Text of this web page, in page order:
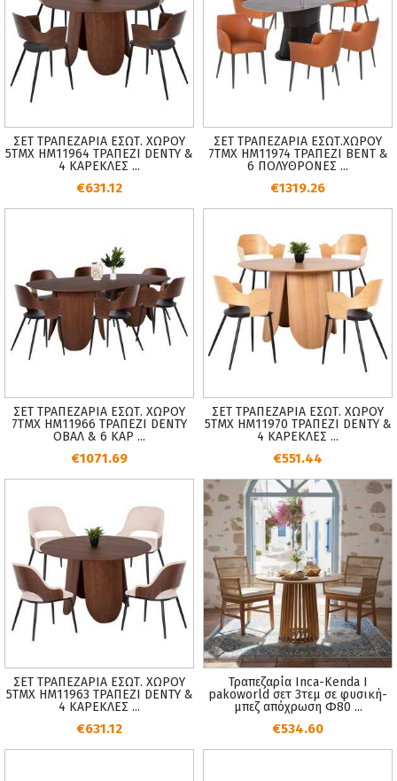
ΣΕΤ ΤΡΑΠΕΖΑΡΙΑ ΕΣΩΤ. ΧΩΡΟΥ
5ΤΜΧ HM11964 ΤΡΑΠΕΖΙ DENTY &
4 ΚΑΡΕΚΛΕΣ ...
€631.12
ΣΕΤ ΤΡΑΠΕΖΑΡΙΑ ΕΣΩΤ.ΧΩΡΟΥ
7ΤΜΧ HM11974 ΤΡΑΠΕΖΙ ΒΕΝΤ &
6 ΠΟΛΥΘΡΟΝΕΣ ...
€1319.26
ΣΕΤ ΤΡΑΠΕΖΑΡΙΑ ΕΣΩΤ. ΧΩΡΟΥ
7ΤΜΧ HM11966 ΤΡΑΠΕΖΙ DENTY
ΟΒΑΛ & 6 ΚΑΡ ...
€1071.69
ΣΕΤ ΤΡΑΠΕΖΑΡΙΑ ΕΣΩΤ. ΧΩΡΟΥ
5ΤΜΧ HM11970 ΤΡΑΠΕΖΙ DENTY &
4 ΚΑΡΕΚΛΕΣ ...
€551.44
ΣΕΤ ΤΡΑΠΕΖΑΡΙΑ ΕΣΩΤ. ΧΩΡΟΥ
5ΤΜΧ HM11963 ΤΡΑΠΕΖΙ DENTY &
4 ΚΑΡΕΚΛΕΣ ...
€631.12
Τραπεζαρία Inca-Kenda I
pakoworld σετ 3τεμ σε φυσική-
μπεζ απόχρωση Φ80 ...
€534.60